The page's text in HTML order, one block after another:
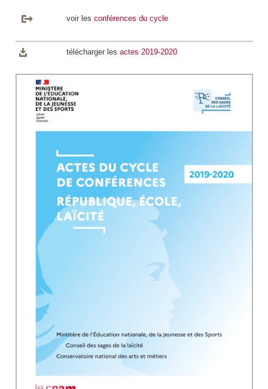
voir les conférences du cycle
télécharger les actes 2019-2020